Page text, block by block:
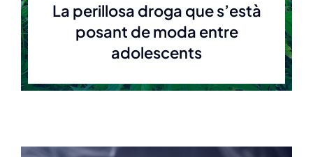
La perillosa droga que s’està
posant de moda entre
adolescents